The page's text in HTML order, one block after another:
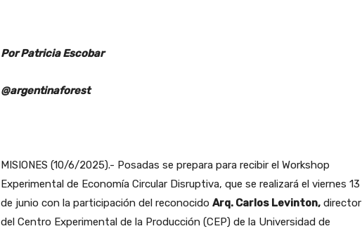
Por Patricia Escobar
@argentinaforest
MISIONES (10/6/2025).- Posadas se prepara para recibir el Workshop
Experimental de Economía Circular Disruptiva, que se realizará el viernes 13
de junio con la participación del reconocido Arq. Carlos Levinton,director
del Centro Experimental de la Producción (CEP) de la Universidad de